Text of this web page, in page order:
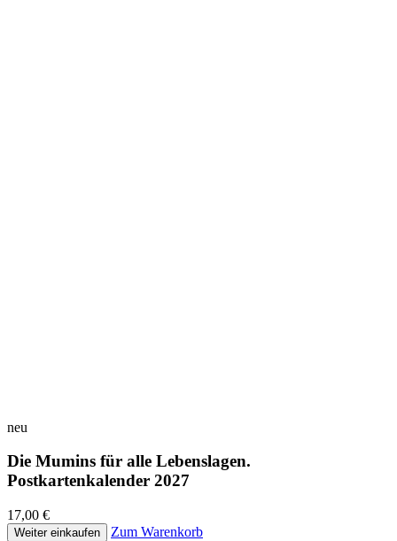
neu
Die Mumins für alle Lebenslagen.
Postkartenkalender 2027
17,00 €
Weiter einkaufen Zum Warenkorb